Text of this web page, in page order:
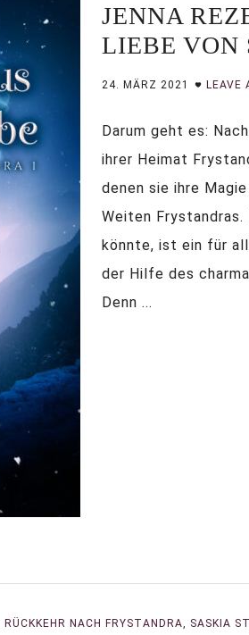
JENNA
LIEBE VON
24. MÄRZ 2021 LEAVE
Darum geht es:
ihrer Heimat
denen sie ihre
Weiten Frystandras.
könnte, ist ein für
der Hilfe des
Denn ...
RÜCKKEHR NACH FRYSTANDRA, SASKIA